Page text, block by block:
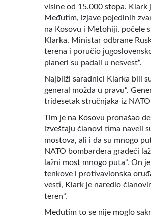
visine od 15.000 stopa. Klark
Međutim, izjave pojedinih
na Kosovu i Metohiji, počele
Klarka. Ministar odbrane
terena i poručio
planeri su padali u nesvest“.
Najbliži saradnici Klarka bili
general možda u pravu“.
tridesetak stručnjaka iz
Tim je na Kosovu pronašao
izveštaju članovi tima naveli
mostova, ali i da su mnogo
NATO bombardera gradeći
lažni most mnogo puta“. On
tenkove i protivavionska
vesti, Klark je naredio
teren“.
Međutim to se nije moglo